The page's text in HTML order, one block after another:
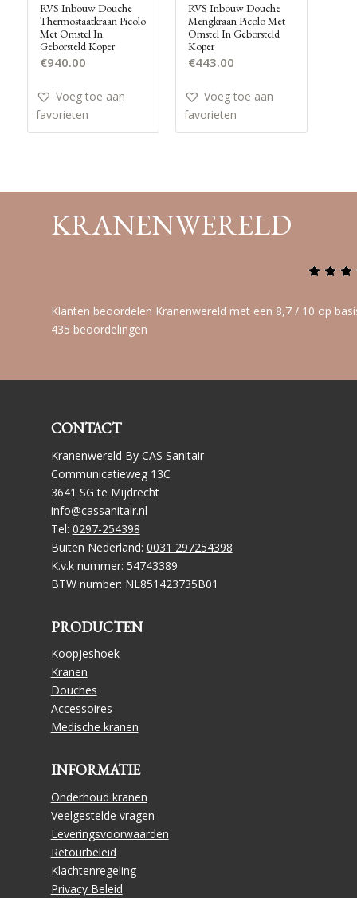
RVS Inbouw Douche
Thermostaatkraan Picolo
Met Omstel In
Geborsteld Koper
€940.00
Voeg toe aan
favorieten
RVS Inbouw Douche
Mengkraan Picolo Met
Omstel In Geborsteld
Koper
€443.00
Voeg toe aan
favorieten
KRANENWERELD
Klanten beoordelen Kranenwereld met een 8,7 / 10 op
435 beoordelingen
CONTACT
Kranenwereld By CAS Sanitair
Communicatieweg 13C
3641 SG te Mijdrecht
info@cassanitair.nl
Tel: 0297-254398
Buiten Nederland: 0031 297254398
K.v.k nummer: 54743389
BTW number: NL851423735B01
PRODUCTEN
Koopjeshoek
Kranen
Douches
Accessoires
Medische kranen
INFORMATIE
Onderhoud kranen
Veelgestelde vragen
Leveringsvoorwaarden
Retourbeleid
Klachtenregeling
Privacy Beleid